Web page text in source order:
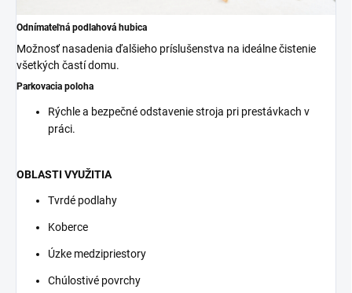
Odnímateľná podlahová hubica
Možnosť nasadenia ďalšieho príslušenstva na ideálne čistenie
všetkých častí domu.
Parkovacia poloha
Rýchle a bezpečné odstavenie stroja pri prestávkach v
práci.
OBLASTI VYUŽITIA
Tvrdé podlahy
Koberce
Úzke medzipriestory
Chúlostivé povrchy